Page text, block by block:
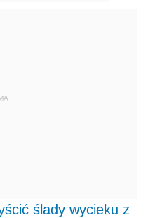
ślady wycieku z